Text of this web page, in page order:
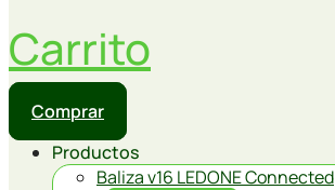
Carrito
Comprar
Productos
Baliza v16 LEDONE Connected